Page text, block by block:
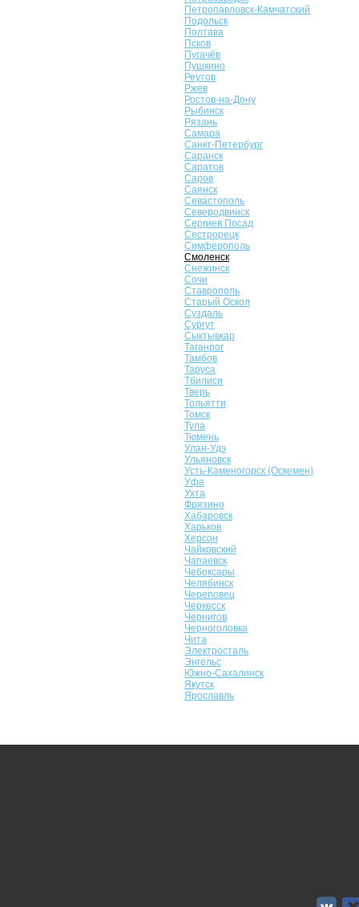
Петропавловск-Камчатский
Подольск
Полтава
Псков
Пугачёв
Пушкино
Реутов
Ржев
Ростов-на-Дону
Рыбинск
Рязань
Самара
Санкт-Петербург
Саранск
Саратов
Саров
Саянск
Севастополь
Северодвинск
Сергиев Посад
Сестрорецк
Симферополь
Смоленск
Снежинск
Сочи
Ставрополь
Старый Оскол
Суздаль
Сургут
Сыктывкар
Таганрог
Тамбов
Таруса
Тбилиси
Тверь
Тольятти
Томск
Тула
Тюмень
Улан-Удэ
Ульяновск
Усть-Каменогорск (Оскемен)
Уфа
Ухта
Фрязино
Хабаровск
Харьков
Херсон
Чайковский
Чапаевск
Чебоксары
Челябинск
Череповец
Черкесск
Чернигов
Черноголовка
Чита
Электросталь
Энгельс
Южно-Сахалинск
Якутск
Ярославль